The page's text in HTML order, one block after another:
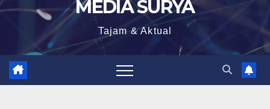
MEDIA SURYA
Tajam & Aktual